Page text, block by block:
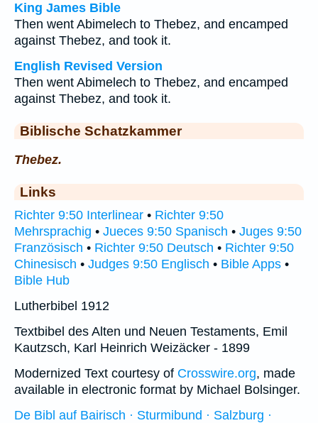
King James Bible
Then went Abimelech to Thebez, and encamped
against Thebez, and took it.
English Revised Version
Then went Abimelech to Thebez, and encamped
against Thebez, and took it.
Biblische Schatzkammer
Thebez.
Links
Richter 9:50 Interlinear • Richter 9:50
Mehrsprachig • Jueces 9:50 Spanisch • Juges 9:50
Französisch • Richter 9:50 Deutsch • Richter 9:50
Chinesisch • Judges 9:50 Englisch • Bible Apps •
Bible Hub
Lutherbibel 1912
Textbibel des Alten und Neuen Testaments, Emil
Kautzsch, Karl Heinrich Weizäcker - 1899
Modernized Text courtesy of Crosswire.org, made
available in electronic format by Michael Bolsinger.
De Bibl auf Bairisch · Sturmibund · Salzburg ·